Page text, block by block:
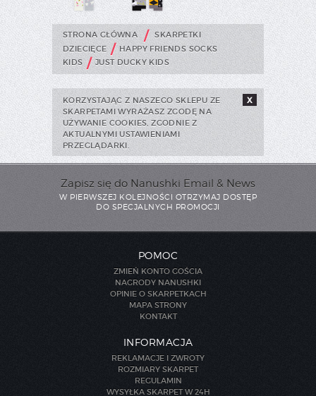
STRONA GŁÓWNA /
SKARPETKI
DZIECIĘCE / HAPPY FRIENDS SOCKS
KIDS / JUST DUCKY KIDS
KORZYSTAJĄC Z NASZEGO SKLEPU ZE
SKARPETAMI WYRAŻASZ ZGODĘ NA
UŻYWANIE COOKIES, ZGODNIE Z
AKTUALNYMI USTAWIENIAMI
PRZEGLĄDARKI.
X
Zapisz się do Nanushki Email & News
W PIERWSZEJ KOLEJNOŚCI OTRZYMAJ DOSTĘP
DO SPECJALNYCH PROMOCJI
POMOC
ZMIEŃ KONTO GOŚCIA
NAGRODY NANUSHKI
OPINIE O SKARPETKACH
MAPA STRONY
KONTAKT
INFORMACJA
REKLAMACJE I ZWROTY
ROZMIARY SKARPET
REGULAMIN
WYSYŁKA SKARPET W 24H